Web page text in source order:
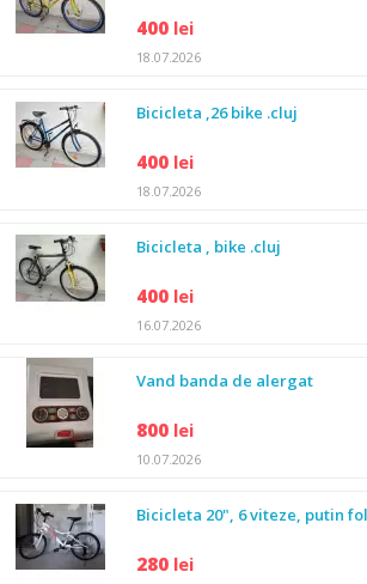
400 lei
18.07.2026
Bicicleta ,26 bike .cluj
400 lei
18.07.2026
Bicicleta , bike .cluj
400 lei
16.07.2026
Vand banda de alergat
800 lei
10.07.2026
Bicicleta 20", 6 viteze, putin
280 lei